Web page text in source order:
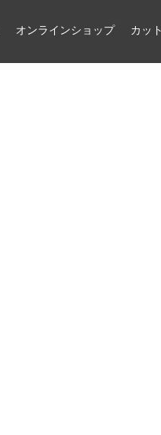
オンラインショップ カッ